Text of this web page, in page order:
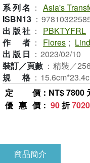
系列名 ： Asia's
ISBN13 ：
出版社 ：
PBKTYFRL
作者 ： Flores ;
出版日 ： 2023/02/10
裝訂／頁數 ： 精裝／
規格 ：
定價 ：NT$ 7800
優惠價 ： 90折7020
商品簡介